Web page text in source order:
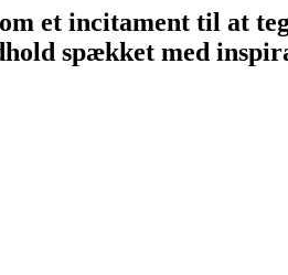
et incitament til at
spækket med